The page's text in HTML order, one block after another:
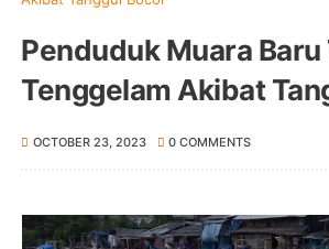
Penduduk Muara Baru
Tenggelam Akibat
OCTOBER 23, 2023 0 COMMENTS